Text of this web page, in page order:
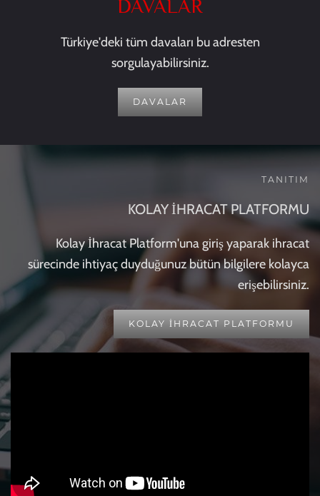
DAVALAR
Türkiye'deki tüm davaları bu adresten
sorgulayabilirsiniz.
DAVALAR
TANITIM
KOLAY İHRACAT PLATFORMU
Kolay İhracat Platform'una giriş yaparak ihracat
sürecinde ihtiyaç duyduğunuz bütün bilgilere kolayca
erişebilirsiniz.
KOLAY İHRACAT PLATFORMU